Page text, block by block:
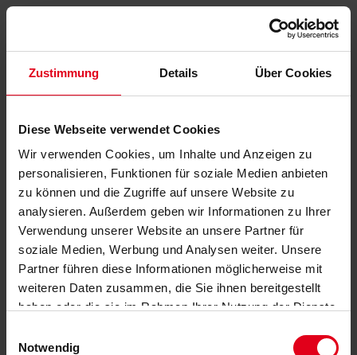
Zustimmung Details Über Cookies
Diese Webseite verwendet Cookies
Wir verwenden Cookies, um Inhalte und Anzeigen zu
personalisieren, Funktionen für soziale Medien anbieten
zu können und die Zugriffe auf unsere Website zu
analysieren. Außerdem geben wir Informationen zu Ihrer
Verwendung unserer Website an unsere Partner für
soziale Medien, Werbung und Analysen weiter. Unsere
Partner führen diese Informationen möglicherweise mit
weiteren Daten zusammen, die Sie ihnen bereitgestellt
haben oder die sie im Rahmen Ihrer Nutzung der Dienste
Notwendig